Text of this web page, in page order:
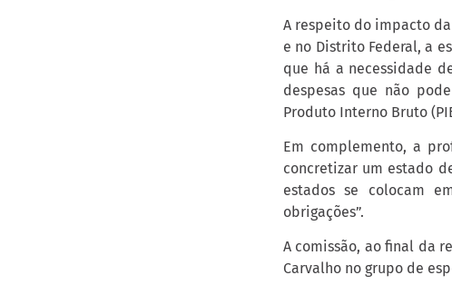
A respeito do impacto
e no Distrito Federal, a
que há a necessidade
despesas que não
Produto Interno Bruto
Em complemento, a
concretizar um estado
estados se colocam
obrigações”.
A comissão, ao final da
Carvalho no grupo de